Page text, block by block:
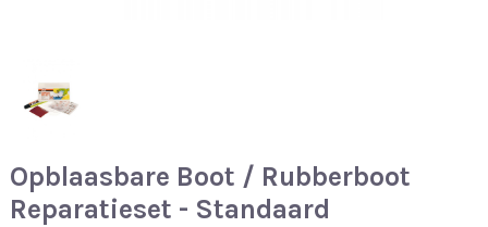
Opblaasbare Boot / Rubberboot
Reparatieset - Standaard